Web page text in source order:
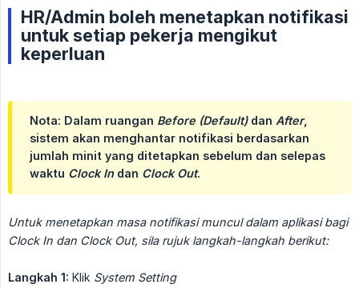
HR/Admin boleh menetapkan notifikasi
untuk setiap pekerja mengikut
keperluan
Nota: Dalam ruangan Before (Default)dan After,
sistem akan menghantar notifikasi berdasarkan
jumlah minit yang ditetapkan sebelum dan selepas
waktu Clock Indan Clock Out.
Untuk menetapkan masa notifikasi muncul dalam aplikasi bagi
Clock In dan Clock Out, sila rujuk langkah-langkah berikut:
Langkah 1: Klik System Setting